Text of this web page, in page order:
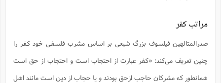
مراتب کفر
صدرالمتالهین فیلسوف بزرگ شیعی بر اساس مشرب فلسفی خود کفر را
چنین تعریف می‌کند: «کفر عبارت از احتجاب است و احتجاب از حق است
همانطور که مشرکان حاجب ازحق بودند و یا حجاب از دین است مانند اهل